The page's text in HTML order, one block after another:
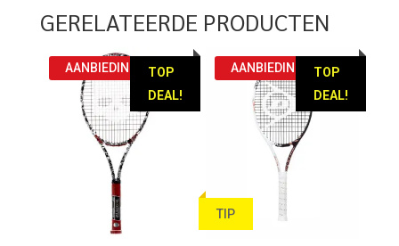
GERELATEERDE PRODUCTEN
TOP
DEAL!
AANBIEDING!
TOP
DEAL!
TIP
AANBIEDING!